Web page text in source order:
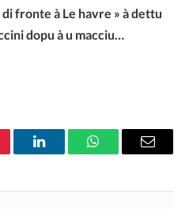
fronte à Le havre » à dettu
dopu à u macciu…
LinkedInWhatsAppEmail